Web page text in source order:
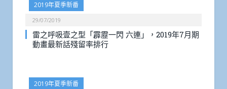
2019年夏季新番
29/07/2019
雷之呼吸壹之型「霹靂一閃 六連」，2019年7月期
動畫最新話殘留率排行
2019年夏季新番